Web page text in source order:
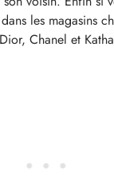
les magasins
Chanel et